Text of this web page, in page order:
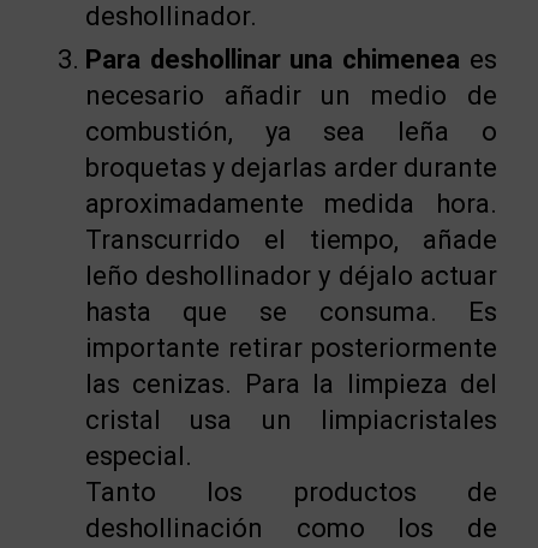
deshollinador.
Para deshollinar una chimenea es
necesario añadir un medio de
combustión, ya sea leña o
broquetas y dejarlas arder durante
aproximadamente medida hora.
Transcurrido el tiempo, añade
leño deshollinador y déjalo actuar
hasta que se consuma. Es
importante retirar posteriormente
las cenizas. Para la limpieza del
cristal usa un limpiacristales
especial.
Tanto los productos de
deshollinación como los de